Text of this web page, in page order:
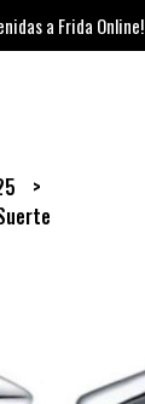
a Frida Online!